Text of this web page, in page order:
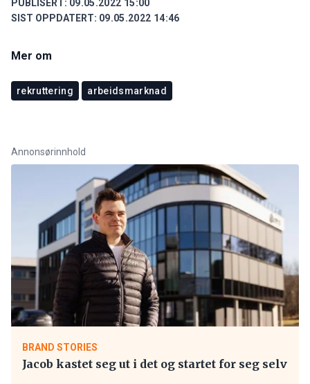
PUBLISERT: 09.05.2022 15:00
SIST OPPDATERT: 09.05.2022 14:46
Mer om
rekruttering arbeidsmarknad
Annonsørinnhold
BRAND STORIES
Jacob kastet seg ut i det og startet for seg selv